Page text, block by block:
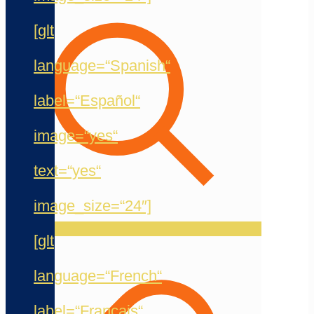
[glt
language=“Spanish“
label=“Español“
image=“yes“
text=“yes“
image_size=“24″]
[glt
language=“French“